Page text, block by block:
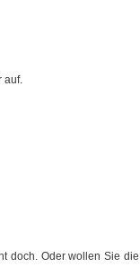
auf.
doch. Oder wollen Sie die